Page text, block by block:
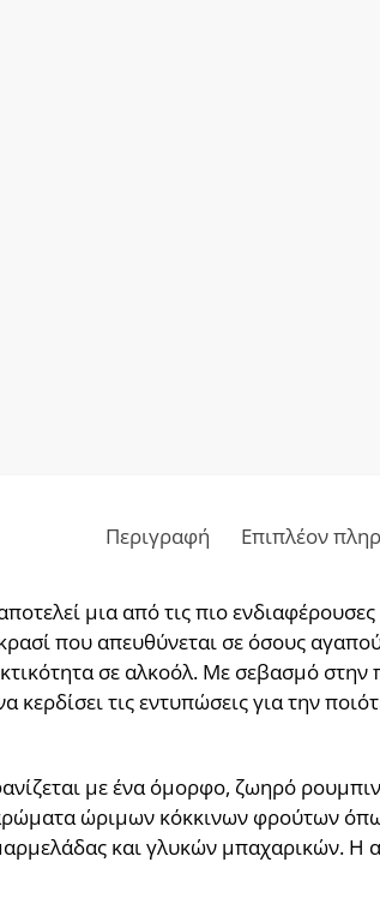
Περιγραφή Επιπλέον
μια από τις πιο ενδιαφέρουσες
που απευθύνεται σε όσους
σε αλκοόλ. Με σεβασμό
κερδίσει τις εντυπώσεις για την
με ένα όμορφο, ζωηρό
ώριμων κόκκινων φρούτων
και γλυκών μπαχαρικών. Η